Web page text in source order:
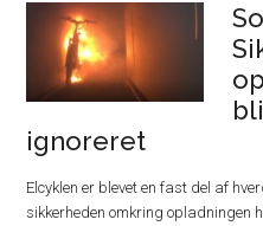
ignoreret
Elcyklen er blevet en fast del af
sikkerheden omkring opladningen